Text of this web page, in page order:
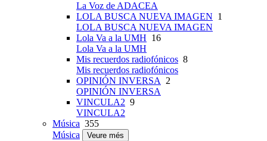
La Voz de ADACEA
LOLA BUSCA NUEVA IMAGEN 1
LOLA BUSCA NUEVA IMAGEN
Lola Va a la UMH 16
Lola Va a la UMH
Mis recuerdos radiofónicos 8
Mis recuerdos radiofónicos
OPINIÓN INVERSA
2
OPINIÓN INVERSA
VINCULA2 9
VINCULA2
Música 355
Música
Veure més